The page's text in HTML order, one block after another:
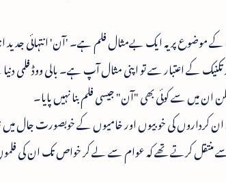
موضوع پر یہ ایک بےمثال فلم ہے۔ 'آن' انتہائی جدید
کے اعتبار سے تو اپنی مثال آپ ہے۔ بالی ووڈ فلمی
ان میں سے کوئی بھی "آن" جیسی فلم بنا نہیں پایا۔
ان کرداروں کی خوبیوں اور خامیوں کے خوبصورت جال
سے منتقل کرتے تھے کہ عوام سے لے کر خواص تک ان کی